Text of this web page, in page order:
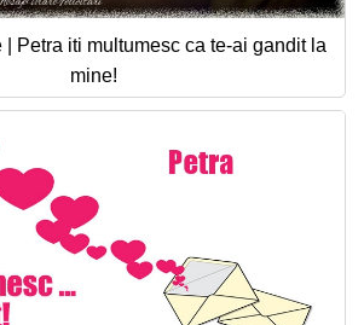
iti multumesc ca te-ai gandit la
mine!